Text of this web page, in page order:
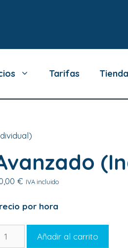
Tarifas
€ IVA incluido
por hora
Añadir al carrito